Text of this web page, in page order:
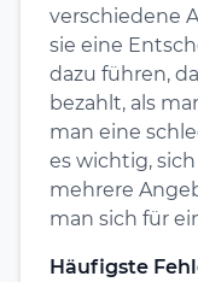
verschiedene
sie eine
dazu führen,
bezahlt, als
man eine
es wichtig,
mehrere
man sich für
Häufigste